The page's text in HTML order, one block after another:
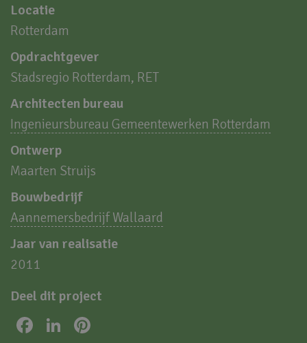
Locatie
Rotterdam
Opdrachtgever
Stadsregio Rotterdam, RET
Architecten bureau
Ingenieursbureau Gemeentewerken Rotterdam
Ontwerp
Maarten Struijs
Bouwbedrijf
Aannemersbedrijf Wallaard
Jaar van realisatie
2011
Deel dit project
FacebookLinkedIn